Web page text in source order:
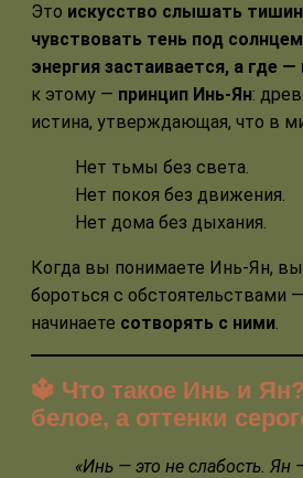
Это искусство слышать
чувствовать тень под солнцем
энергия застаивается, а где —
к этому — принцип Инь-Ян:
истина, утверждающая, что в
Нет тьмы без света.
Нет покоя без движения.
Нет дома без дыхания.
Когда вы понимаете Инь-Ян, вы
бороться с обстоятельствами
начинаете сотворять с ними.
🔱 Что такое Инь и
белое, а оттенки
«Инь — это не слабость. Ян